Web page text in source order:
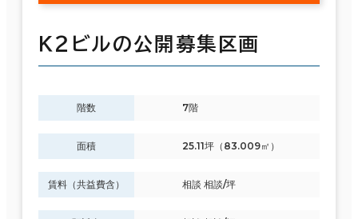
Ｋ２ビルの公開募集区画
階数 7階
面積 25.11坪（83.009㎡）
賃料（共益費含） 相談 相談/坪